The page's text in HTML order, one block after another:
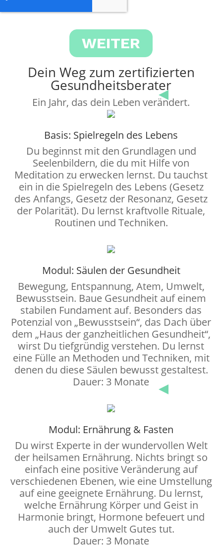
Dein Weg zum zertifizierten
Gesundheitsberater
Ein Jahr, das dein Leben verändert.
Basis: Spielregeln des Lebens
Du beginnst mit den Grundlagen und
Seelenbildern, die du mit Hilfe von
Meditation zu erwecken lernst. Du tauchst
ein in die Spielregeln des Lebens (Gesetz
des Anfangs, Gesetz der Resonanz, Gesetz
der Polarität). Du lernst kraftvolle Rituale,
Routinen und Techniken.
Modul: Säulen der Gesundheit
Bewegung, Entspannung, Atem, Umwelt,
Bewusstsein. Baue Gesundheit auf einem
stabilen Fundament auf. Besonders das
Potenzial von „Bewusstsein“, das Dach über
dem „Haus der ganzheitlichen Gesundheit“,
wirst Du tiefgründig verstehen. Du lernst
eine Fülle an Methoden und Techniken, mit
denen du diese Säulen bewusst gestaltest.
Dauer: 3 Monate
Modul: Ernährung & Fasten
Du wirst Experte in der wundervollen Welt
der heilsamen Ernährung. Nichts bringt so
einfach eine positive Veränderung auf
verschiedenen Ebenen, wie eine Umstellung
auf eine geeignete Ernährung. Du lernst,
welche Ernährung Körper und Geist in
Harmonie bringt, Hormone befeuert und
auch der Umwelt Gutes tut.
Dauer: 3 Monate